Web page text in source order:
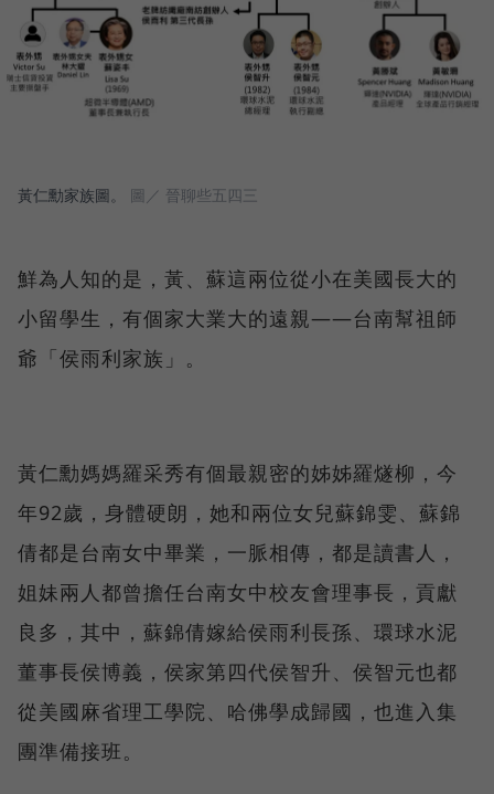
黃仁勳家族圖。 圖／ 晉聊些五四三
鮮為人知的是，黃、蘇這兩位從小在美國長大的
小留學生，有個家大業大的遠親——台南幫祖師
爺「侯雨利家族」。
黃仁勳媽媽羅采秀有個最親密的姊姊羅燧柳，今
年92歲，身體硬朗，她和兩位女兒蘇錦雯、蘇錦
倩都是台南女中畢業，一脈相傳，都是讀書人，
姐妹兩人都曾擔任台南女中校友會理事長，貢獻
良多，其中，蘇錦倩嫁給侯雨利長孫、環球水泥
董事長侯博義，侯家第四代侯智升、侯智元也都
從美國麻省理工學院、哈佛學成歸國，也進入集
團準備接班。